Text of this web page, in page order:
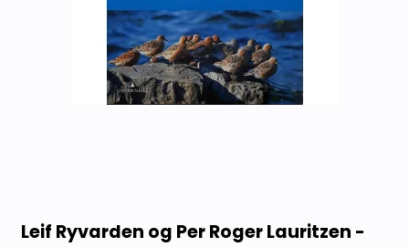
Leif Ryvarden og Per Roger Lauritzen -